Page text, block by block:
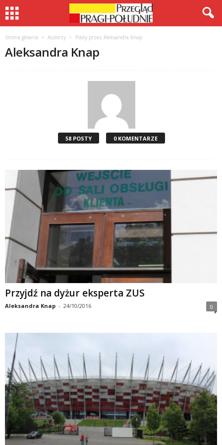
Strona główna Autorzy Posty przez Aleksandra Knap
Aleksandra Knap
58 POSTY 0 KOMENTARZE
Przyjdź na dyżur eksperta ZUS
Aleksandra Knap - 24/10/2016 0